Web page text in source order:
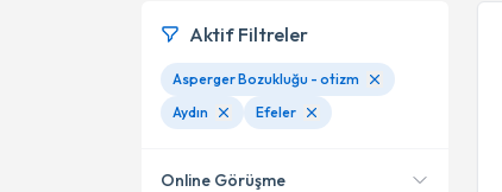
Aktif Filtreler
Asperger Bozukluğu - otizm
Aydın
Efeler
Online Görüşme